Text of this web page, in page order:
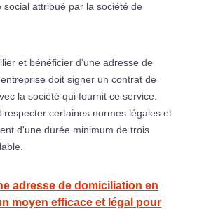
social attribué par la société de
et bénéficier d'une adresse de
doit signer un contrat de
la société qui fournit ce service.
respecter certaines normes légales et
d'une durée minimum de trois
adresse de domiciliation en
moyen efficace et légal pour